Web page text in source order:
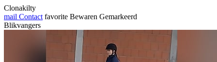
Clonakilty
mail Contact favorite Bewaren Gemarkeerd
Blikvangers